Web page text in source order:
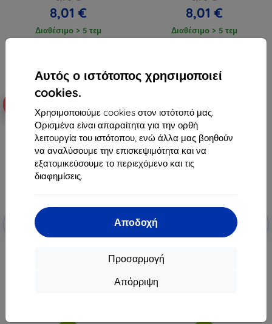
Αυτός ο ιστότοπος χρησιμοποιεί
cookies.
Χρησιμοποιούμε cookies στον ιστότοπό μας.
Ορισμένα είναι απαραίτητα για την ορθή
λειτουργία του ιστότοπου, ενώ άλλα μας βοηθούν
να αναλύσουμε την επισκεψιμότητα και να
εξατομικεύσουμε το περιεχόμενο και τις
διαφημίσεις.
Αποδοχή
Προσαρμογή
Απόρριψη
8,01 €
Διαθέσιμο > 5 τεμ
8,01 €
Διαθέσιμο > 5 τεμ
Έκπτωση
κουπόνι
EXTRA10 -10% EXTRA10